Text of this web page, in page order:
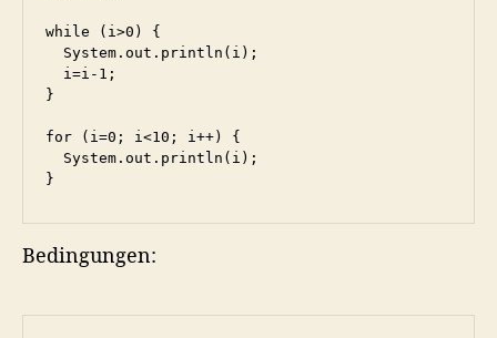
while (i>0) {
  System.out.println(i);
  i=i-1;
}
for (i=0; i<10; i++) {
  System.out.println(i);
Bedingungen: